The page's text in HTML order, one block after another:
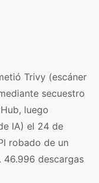
Trivy (escáner
secuestro
luego
IA) el 24 de
robado de un
descargas